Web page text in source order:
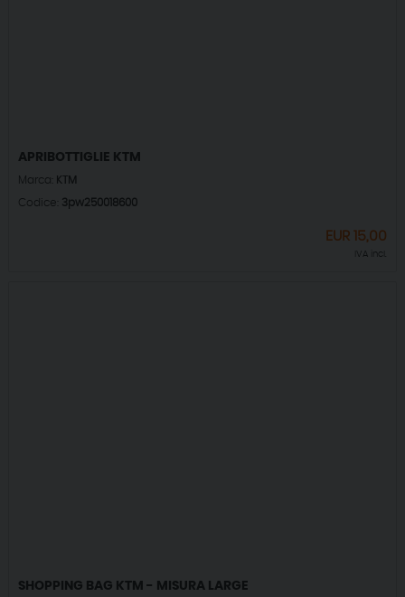
APRIBOTTIGLIE KTM
Marca: KTM
Codice: 3pw250018600
EUR 15,00
IVA incl.
SHOPPING BAG KTM - MISURA LARGE